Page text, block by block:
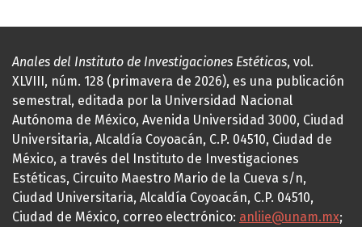
Anales del Instituto de Investigaciones Estéticas, vol.
XLVIII, núm. 128 (primavera de 2026), es una publicación
semestral, editada por la Universidad Nacional
Autónoma de México, Avenida Universidad 3000, Ciudad
Universitaria, Alcaldía Coyoacán, C.P. 04510, Ciudad de
México, a través del Instituto de Investigaciones
Estéticas, Circuito Maestro Mario de la Cueva s/n,
Ciudad Universitaria, Alcaldía Coyoacán, C.P. 04510,
Ciudad de México, correo electrónico: anliie@unam.mx;